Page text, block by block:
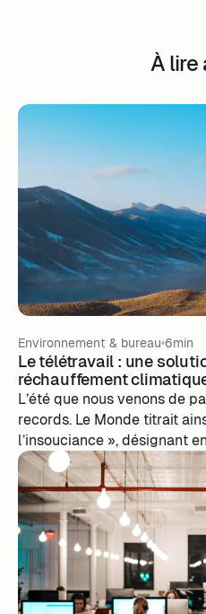
À lire
Environnement & bureau 6min
Le télétravail : une
réchauffement
L’été que nous venons de
records. Le Monde titrait
l’insouciance », désignant
records de chaleur, orages
à venir. L'urgence
d'actualité. Comment les
agir positivement pour le